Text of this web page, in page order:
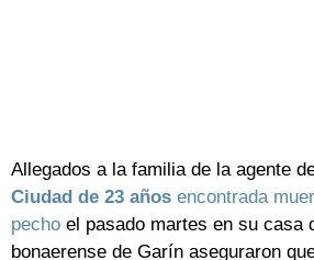
Allegados a la familia de la agente
Ciudad de 23 años encontrada
pecho el pasado martes en su casa
bonaerense de Garín aseguraron